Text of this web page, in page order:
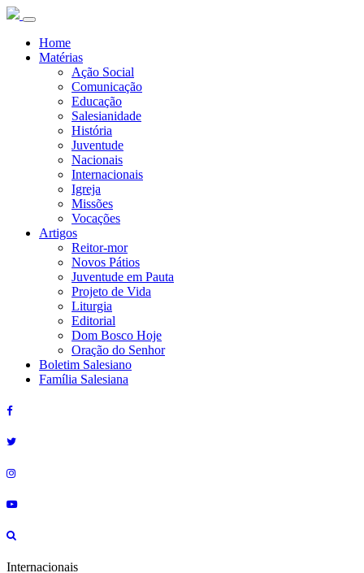
Home
Matérias
Ação Social
Comunicação
Educação
Salesianidade
História
Juventude
Nacionais
Internacionais
Igreja
Missões
Vocações
Artigos
Reitor-mor
Novos Pátios
Juventude em Pauta
Projeto de Vida
Liturgia
Editorial
Dom Bosco Hoje
Oração do Senhor
Boletim Salesiano
Família Salesiana
Internacionais